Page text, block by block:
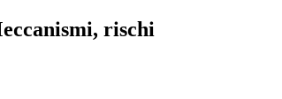
rischi